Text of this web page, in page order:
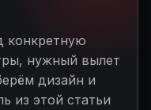
конкретную
нужный вылет
дизайн и
из этой статьи